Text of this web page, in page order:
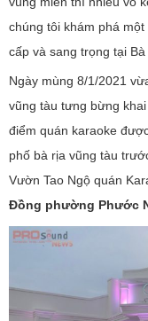
chúng tôi khám phá
cấp và sang trọng tại
Ngày mùng 8/1/2021
vũng tàu tưng bừng
điểm quán karaoke
phố bà rịa vũng tàu
Vườn Tao Ngộ quán
Đồng phường Phước